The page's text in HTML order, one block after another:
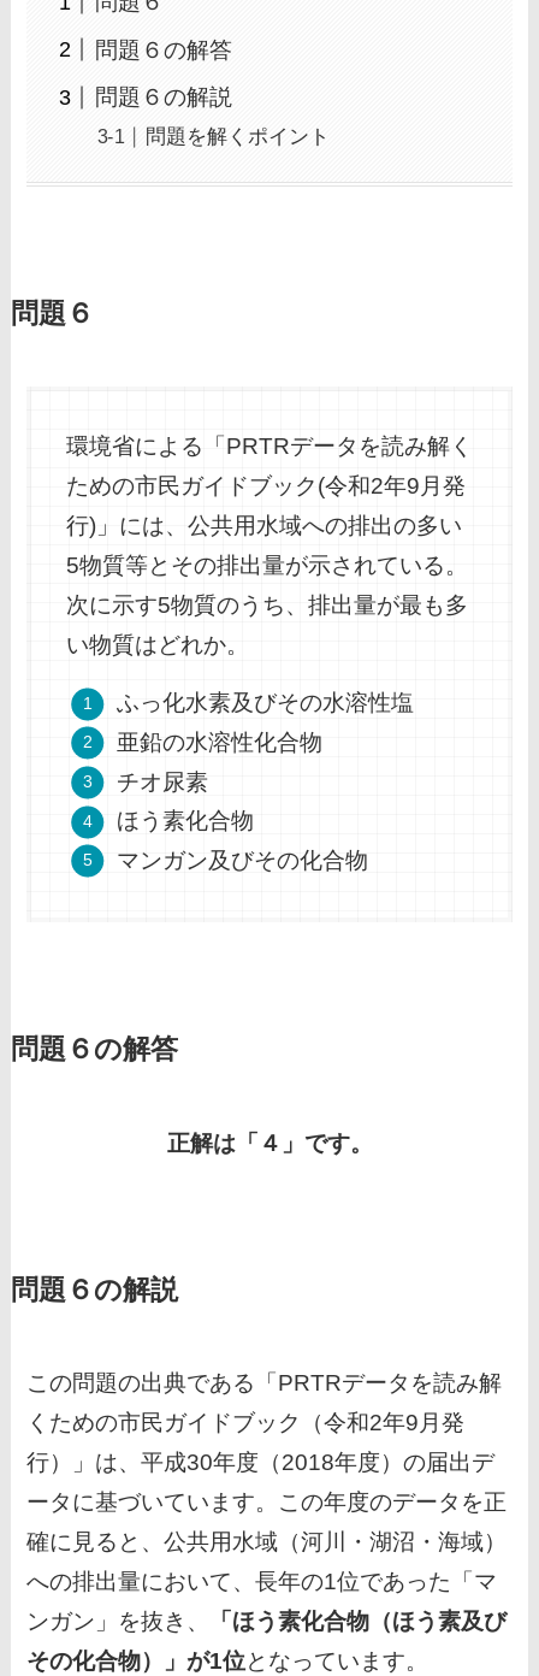
問題６の解答
問題６の解説
問題を解くポイント
問題６
環境省による「PRTRデータを読み解く
ための市民ガイドブック(令和2年9月発
行)」には、公共用水域への排出の多い
5物質等とその排出量が示されている。
次に示す5物質のうち、排出量が最も多
い物質はどれか。
ふっ化水素及びその水溶性塩
亜鉛の水溶性化合物
チオ尿素
ほう素化合物
マンガン及びその化合物
問題６の解答
正解は「４」です。
問題６の解説
この問題の出典である「PRTRデータを読み解
くための市民ガイドブック（令和2年9月発
行）」は、平成30年度（2018年度）の届出デ
ータに基づいています。この年度のデータを正
確に見ると、公共用水域（河川・湖沼・海域）
への排出量において、長年の1位であった「マ
ンガン」を抜き、
「ほう素化合物（ほう素及び
その化合物）」が1位となっています。